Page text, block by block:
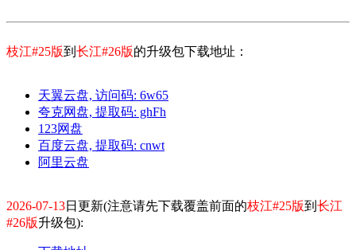
枝江#25版到 长江#26版的升级包下载地址：
天翼云盘, 访问码: 6w65
夸克网盘, 提取码: ghFh
123网盘
百度云盘, 提取码: cnwt
阿里云盘
2026-07-13日更新(注意请先下载覆盖前面的枝江#25版到 长江
#26版升级包):